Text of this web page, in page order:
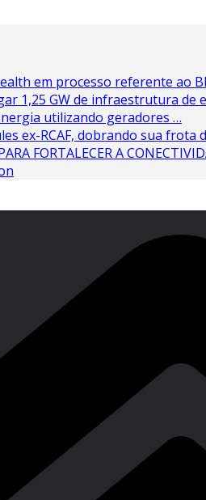
em processo referente ao
1,25 GW de infraestrutura
utilizando geradores …
ex-RCAF, dobrando sua frota
FORTALECER A